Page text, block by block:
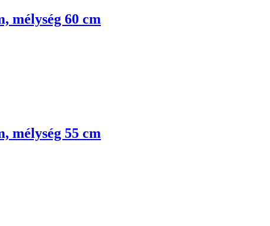
mélység 60 cm
mélység 55 cm